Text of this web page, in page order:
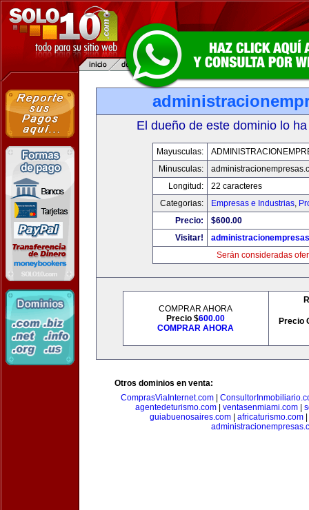
El dueño de este dominio lo
Mayusculas:
Minusculas:
Longitud:
22 caracteres
Categorias:
Empresas e Industrias,
Precio:
$600.00
Visitar!
Serán consideradas
COMPRAR AHORA
Precio $600.00
COMPRAR AHORA
Precio
Otros dominios en venta:
ComprasViaInternet.com
agentedeturismo.com| ventasenmiami.com|
guiabuenosaires.com
africaturismo.com